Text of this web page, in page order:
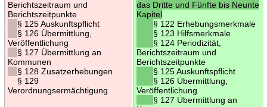
Berichtszeitraum und
Berichtszeitpunkte
§ 125 Auskunftspflicht
§ 126 Übermittlung,
Veröffentlichung
§ 127 Übermittlung an
Kommunen
§ 128 Zusatzerhebungen
§ 129
Verordnungsermächtigung
das Dritte und Fünfte bis Neunte
Kapitel
§ 122 Erhebungsmerkmale
§ 123 Hilfsmerkmale
§ 124 Periodizität,
Berichtszeitraum und
Berichtszeitpunkte
§ 125 Auskunftspflicht
§ 126 Übermittlung,
Veröffentlichung
§ 127 Übermittlung an